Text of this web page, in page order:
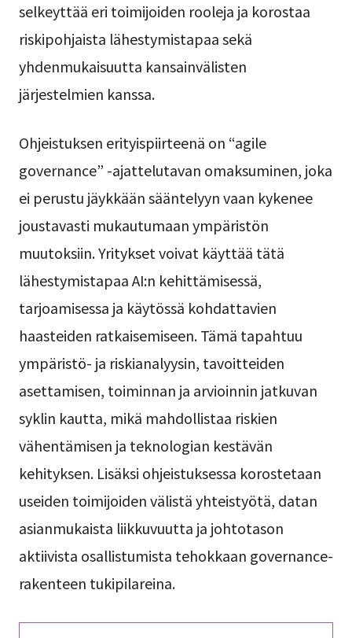
selkeyttää eri toimijoiden rooleja ja korostaa
riskipohjaista lähestymistapaa sekä
yhdenmukaisuutta kansainvälisten
järjestelmien kanssa.
Ohjeistuksen erityispiirteenä on “agile
governance” -ajattelutavan omaksuminen, joka
ei perustu jäykkään sääntelyyn vaan kykenee
joustavasti mukautumaan ympäristön
muutoksiin. Yritykset voivat käyttää tätä
lähestymistapaa AI:n kehittämisessä,
tarjoamisessa ja käytössä kohdattavien
haasteiden ratkaisemiseen. Tämä tapahtuu
ympäristö- ja riskianalyysin, tavoitteiden
asettamisen, toiminnan ja arvioinnin jatkuvan
syklin kautta, mikä mahdollistaa riskien
vähentämisen ja teknologian kestävän
kehityksen. Lisäksi ohjeistuksessa korostetaan
useiden toimijoiden välistä yhteistyötä, datan
asianmukaista liikkuvuutta ja johtotason
aktiivista osallistumista tehokkaan governance-
rakenteen tukipilareina.